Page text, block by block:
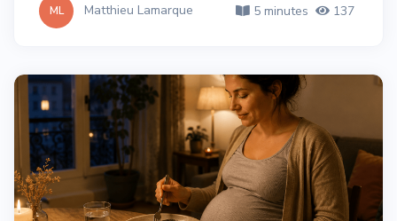
ML Matthieu Lamarque 5 minutes 137